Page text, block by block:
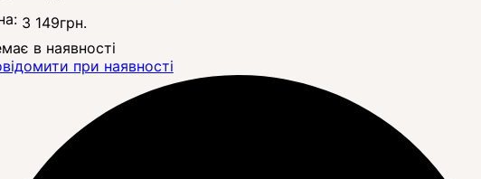
3 149грн.
в наявності
при наявності